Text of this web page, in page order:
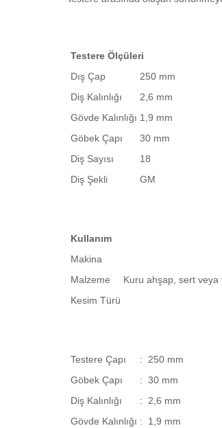
Testere Ölçüleri
Dış Çap
250 mm
Diş Kalınlığı
2,6 mm
Gövde Kalınlığı 1,9 mm
Göbek Çapı
30 mm
Diş Sayısı
18
Diş Şekli
GM
Kullanım
Makina
Malzeme
Kuru ahşap, sert veya
Kesim Türü
Testere Çapı
: 250 mm
Göbek Çapı
: 30 mm
Diş Kalınlığı
: 2,6 mm
Gövde Kalınlığı : 1,9 mm